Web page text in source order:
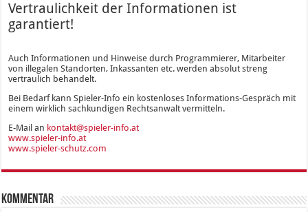
Vertraulichkeit der Informationen ist
garantiert!
Auch Informationen und Hinweise durch Programmierer, Mitarbeiter
von illegalen Standorten, Inkassanten etc. werden absolut streng
vertraulich behandelt.
Bei Bedarf kann Spieler-Info ein kostenloses Informations-Gespräch mit
einem wirklich sachkundigen Rechtsanwalt vermitteln.
E-Mail an kontakt@spieler-info.at
www.spieler-info.at
www.spieler-schutz.com
Kommentar